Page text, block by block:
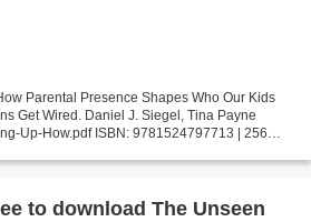
Parental Presence Shapes Who Our Kids
Get Wired. Daniel J. Siegel, Tina Payne
Up-How.pdf ISBN: 9781524797713 | 256
to download The Unseen